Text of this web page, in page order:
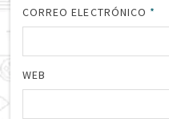
CORREO ELECTRÓNICO *
WEB